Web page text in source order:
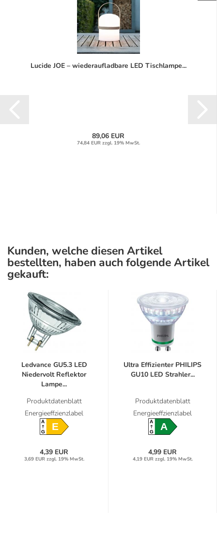
Lucide JOE – wiederaufladbare LED Tischlampe...
89,06 EUR
74,84 EUR zzgl. 19% MwSt.
Kunden, welche diesen Artikel
bestellten, haben auch folgende Artikel
gekauft:
Ledvance GU5.3 LED
Niedervolt Reflektor
Lampe...
Produktdatenblatt
Energieeffzienzlabel
A
GE
4,39 EUR
3,69 EUR zzgl. 19% MwSt.
Ultra Effizienter PHILIPS
GU10 LED Strahler...
Produktdatenblatt
Energieeffzienzlabel
A
GA
4,99 EUR
4,19 EUR zzgl. 19% MwSt.